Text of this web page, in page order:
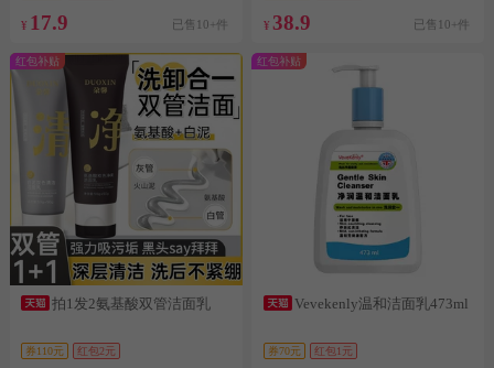
¥ 17.9 已售10+件 ¥ 38.9 已售10+件
红包补贴
拍1发2氨基酸双管洁面乳
券110元 红包2元
红包补贴
Vevekenly温和洁面乳473ml
券70元 红包1元